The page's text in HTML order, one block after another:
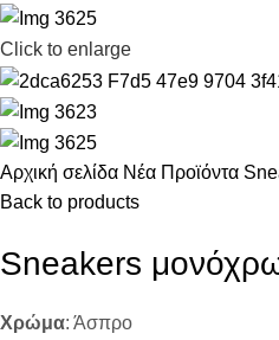
Click to enlarge
Αρχική σελίδα Νέα Προϊόντα
Back to products
Sneakers
Χρώμα: Άσπρο